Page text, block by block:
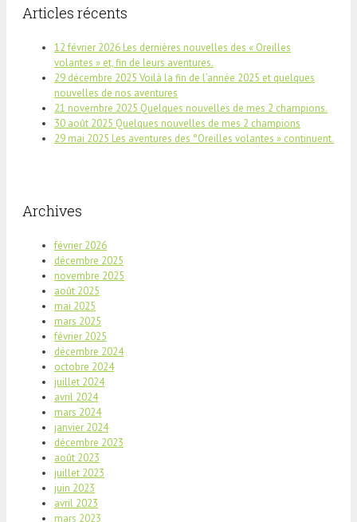
Articles récents
12 février 2026 Les dernières nouvelles des « Oreilles
volantes » et, fin de leurs aventures.
29 décembre 2025 Voilà la fin de l’année 2025 et quelques
nouvelles de nos aventures
21 novembre 2025 Quelques nouvelles de mes 2 champions.
30 août 2025 Quelques nouvelles de mes 2 champions
29 mai 2025 Les aventures des °Oreilles volantes » continuent.
Archives
février 2026
décembre 2025
novembre 2025
août 2025
mai 2025
mars 2025
février 2025
décembre 2024
octobre 2024
juillet 2024
avril 2024
mars 2024
janvier 2024
décembre 2023
août 2023
juillet 2023
juin 2023
avril 2023
mars 2023